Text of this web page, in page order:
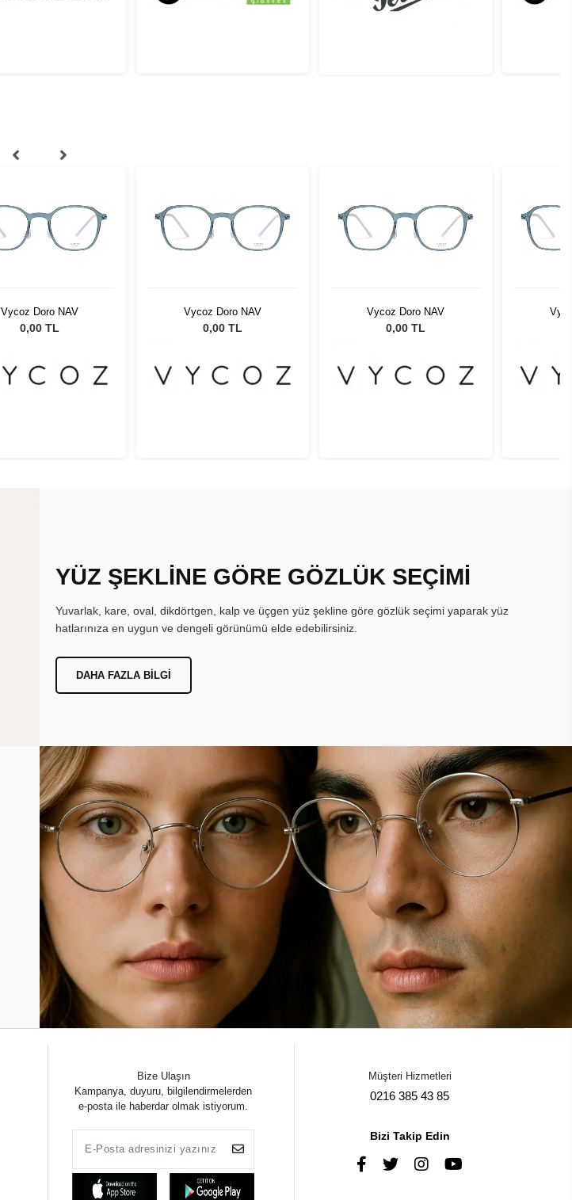
Vycoz Doro NAV
0,00 TL
Vycoz Doro NAV
0,00 TL
Vycoz Doro NAV
0,00 TL
YÜZ ŞEKLİNE GÖRE GÖZLÜK SEÇİMİ
Yuvarlak, kare, oval, dikdörtgen, kalp ve üçgen yüz şekline göre gözlük seçimi yaparak yüz
hatlarınıza en uygun ve dengeli görünümü elde edebilirsiniz.
DAHA FAZLA BILGI
Bize Ulaşın
Kampanya, duyuru, bilgilendirmelerden
e-posta ile haberdar olmak istiyorum.
Müşteri Hizmetleri
0216 385 43 85
Bizi Takip Edin